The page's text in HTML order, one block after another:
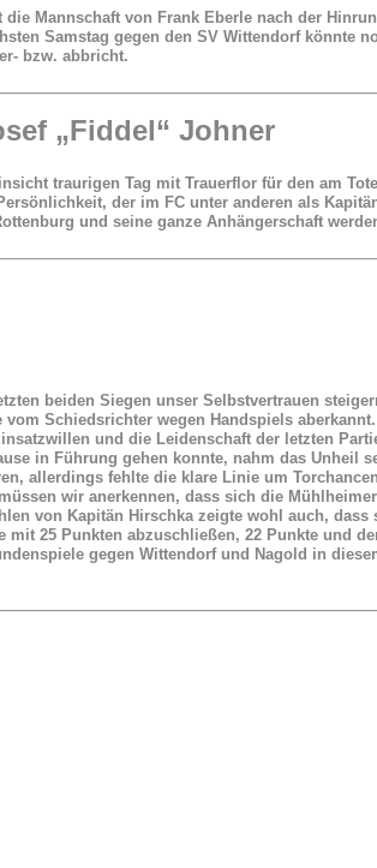
Mannschaft von Frank Eberle nach der
Samstag gegen den SV Wittendorf
bzw. abbricht.
„Fiddel“ Johner
traurigen Tag mit Trauerflor für den am
der im FC unter anderen als
und seine ganze Anhängerschaft
beiden Siegen unser Selbstvertrauen
Schiedsrichter wegen Handspiels
und die Leidenschaft der letzten
in Führung gehen konnte, nahm das Unheil
allerdings fehlte die klare Linie um
wir anerkennen, dass sich die
von Kapitän Hirschka zeigte wohl auch,
25 Punkten abzuschließen, 22 Punkte und
gegen Wittendorf und Nagold in